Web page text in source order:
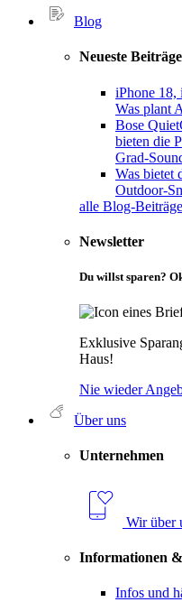
Blog
Neueste Beiträge
iPhone 18,
Was plant
Bose
bieten die
Grad-
Was bietet
Outdoor-
alle Blog-Beiträge
Newsletter
Du willst sparen?
Exklusive
Haus!
Nie wieder
Über uns
Unternehmen
Wir über
Informationen
Infos und